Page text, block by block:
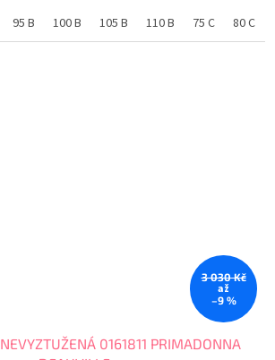
95 B 100 B 105 B 110 B 75 C 80 C
3 030 Kč
až
–9 %
0161811 PRIMADONNA